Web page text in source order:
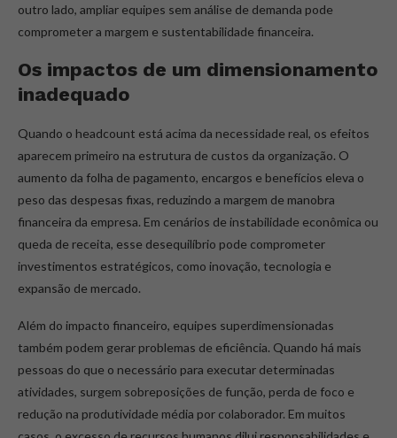
outro lado, ampliar equipes sem análise de demanda pode
comprometer a margem e sustentabilidade financeira.
Os impactos de um dimensionamento
inadequado
Quando o headcount está acima da necessidade real, os efeitos
aparecem primeiro na estrutura de custos da organização. O
aumento da folha de pagamento, encargos e benefícios eleva o
peso das despesas fixas, reduzindo a margem de manobra
financeira da empresa. Em cenários de instabilidade econômica ou
queda de receita, esse desequilíbrio pode comprometer
investimentos estratégicos, como inovação, tecnologia e
expansão de mercado.
Além do impacto financeiro, equipes superdimensionadas
também podem gerar problemas de eficiência. Quando há mais
pessoas do que o necessário para executar determinadas
atividades, surgem sobreposições de função, perda de foco e
redução na produtividade média por colaborador. Em muitos